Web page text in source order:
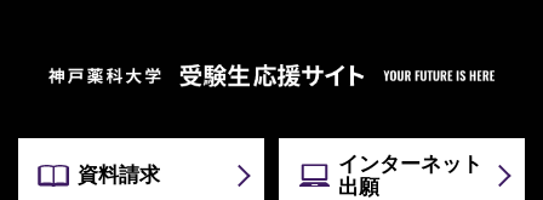
資料請求
インターネット
出願